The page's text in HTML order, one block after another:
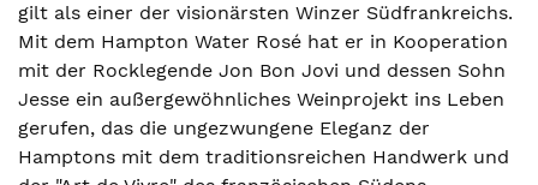
gilt als einer der visionärsten Winzer Südfrankreichs.
Mit dem Hampton Water Rosé hat er in Kooperation
mit der Rocklegende Jon Bon Jovi und dessen Sohn
Jesse ein außergewöhnliches Weinprojekt ins Leben
gerufen, das die ungezwungene Eleganz der
Hamptons mit dem traditionsreichen Handwerk und